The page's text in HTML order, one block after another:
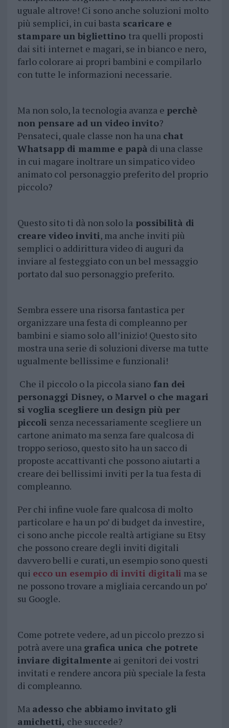
uguale altrove! Ci sono anche soluzioni molto
più semplici, in cui basta scaricare e
stampare un bigliettino tra quelli proposti
dai siti internet e magari, se in bianco e nero,
farlo colorare ai propri bambini e compilarlo
con tutte le informazioni necessarie.
Ma non solo, la tecnologia avanza e perchè
non pensare ad un video invito?
Pensateci, quale classe non ha una chat
Whatsapp di mamme e papà di una classe
in cui magare inoltrare un simpatico video
animato col personaggio preferito del proprio
piccolo?
Questo sito ti dà non solo la possibilità di
creare video inviti, ma anche inviti più
semplici o addirittura video di auguri da
inviare al festeggiato con un bel messaggio
portato dal suo personaggio preferito.
Sembra essere una risorsa fantastica per
organizzare una festa di compleanno per
bambini e siamo solo all’inizio! Questo sito
mostra una serie di soluzioni diverse ma tutte
ugualmente bellissime e funzionali!
Che il piccolo o la piccola sianofan dei
personaggi Disney, o Marvel o che magari
si voglia scegliere un design più per
piccoli senza necessariamente scegliere un
cartone animato ma senza fare qualcosa di
troppo serioso, questo sito ha un sacco di
proposte accattivanti che possono aiutarti a
creare dei bellissimi inviti per la tua festa di
compleanno.
Per chi infine vuole fare qualcosa di molto
particolare e ha un po’ di budget da investire,
ci sono anche piccole realtà artigiane su Etsy
che possono creare degli inviti digitali
davvero belli e curati, un esempio sono questi
qui ecco un esempio di inviti digitali ma se
ne possono trovare a migliaia cercando un po’
su Google.
Come potrete vedere, ad un piccolo prezzo si
potrà avere una grafica unica che potrete
inviare digitalmenteai genitori dei vostri
invitati e rendere ancora più speciale la festa
di compleanno.
Ma adesso che abbiamo invitato gli
amichetti, che succede?